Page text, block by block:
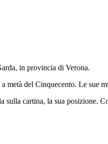
in provincia di Verona.
del Cinquecento. Le sue
sulla cartina, la sua posizione.